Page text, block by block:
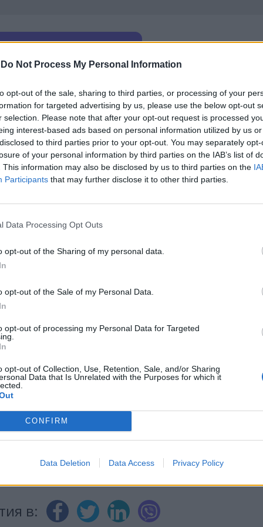
Do Not Process My Personal Information
opt-out of the sale, sharing to third parties, or processing of your
for targeted advertising by us, please use the below opt-out
selection. Please note that after your opt-out request is processed
interest-based ads based on personal information utilized by us
to third parties prior to your opt-out. You may separately
of your personal information by third parties on the IAB’s list of
This information may also be disclosed by us to third parties on the
Participants that may further disclose it to other third parties.
Data Processing Opt Outs
opt-out of the Sharing of my personal data.
opt-out of the Sale of my Personal Data.
opt-out of processing my Personal Data for Targeted
opt-out of Collection, Use, Retention, Sale, and/or Sharing
Data that Is Unrelated with the Purposes for which it
CONFIRM
Data Deletion Data Access Privacy Policy
достъпа до такъв тип продукти за хигиена,
смята, че това е само крачка в посока
на възраст от14до21години са изпитвали
за лична хигиена по време на наложените
първите пет месеца на годината.
организация Plan International UK.
набави санитарните продукти поради
дома си поради наложените ограничения,
facebook
в: